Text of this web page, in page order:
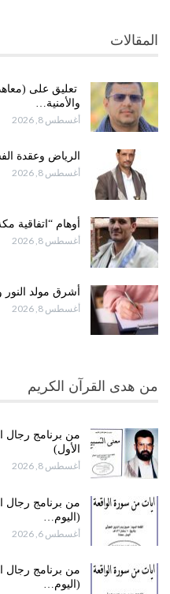
المقالات
تعليق على
والأمنية…
أغسطس 8, 2026
الرياض وعقدة
أغسطس 8, 2026
أوهام “اتفاقية
أغسطس 8, 2026
أشرق مولد النور
أغسطس 8, 2026
من هدى القرآن الكريم
من برنامج رجال
الأول)
أغسطس 8, 2026
من برنامج رجال
(اليوم…
أغسطس 6, 2026
من برنامج رجال
(اليوم…